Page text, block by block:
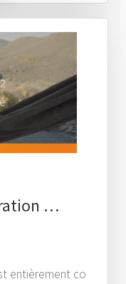
…
entièrement co